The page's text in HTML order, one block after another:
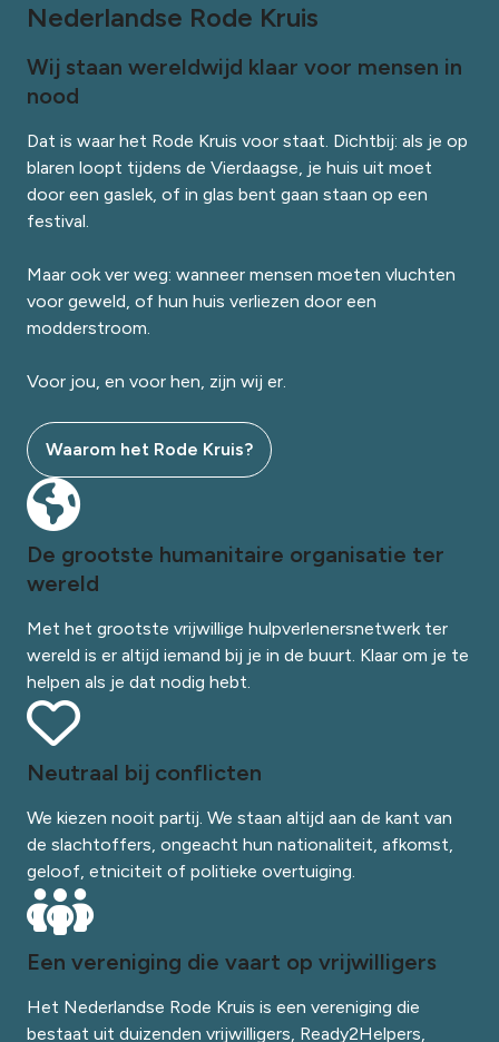
Nederlandse Rode Kruis
Wij staan wereldwijd klaar voor mensen in
nood
Dat is waar het Rode Kruis voor staat. Dichtbij: als je op
blaren loopt tijdens de Vierdaagse, je huis uit moet
door een gaslek, of in glas bent gaan staan op een
festival.
Maar ook ver weg: wanneer mensen moeten vluchten
voor geweld, of hun huis verliezen door een
modderstroom.
Voor jou, en voor hen, zijn wij er.
Waarom het Rode Kruis?
De grootste humanitaire organisatie ter
wereld
Met het grootste vrijwillige hulpverlenersnetwerk ter
wereld is er altijd iemand bij je in de buurt. Klaar om je te
helpen als je dat nodig hebt.
Neutraal bij conflicten
We kiezen nooit partij. We staan altijd aan de kant van
de slachtoffers, ongeacht hun nationaliteit, afkomst,
geloof, etniciteit of politieke overtuiging.
Een vereniging die vaart op vrijwilligers
Het Nederlandse Rode Kruis is een vereniging die
bestaat uit duizenden vrijwilligers, Ready2Helpers,